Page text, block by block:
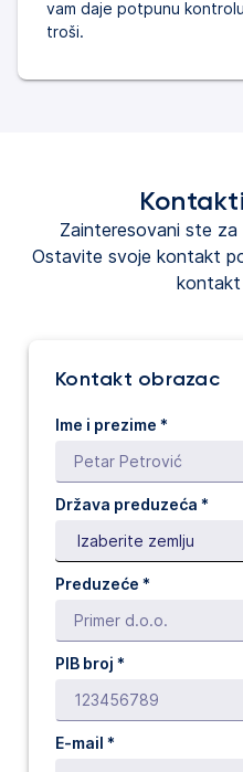
vam daje potpunu
troši.
Zainteresovani ste
Ostavite svoje kontakt
kontakt
Kontakt obrazac
Ime i prezime *
Država preduzeća *
Preduzeće *
PIB broj *
E-mail *